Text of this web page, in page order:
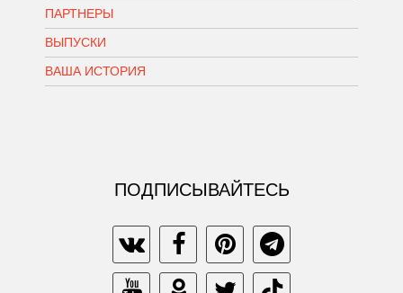
ПАРТНЕРЫ
ВЫПУСКИ
ВАША ИСТОРИЯ
ПОДПИСЫВАЙТЕСЬ